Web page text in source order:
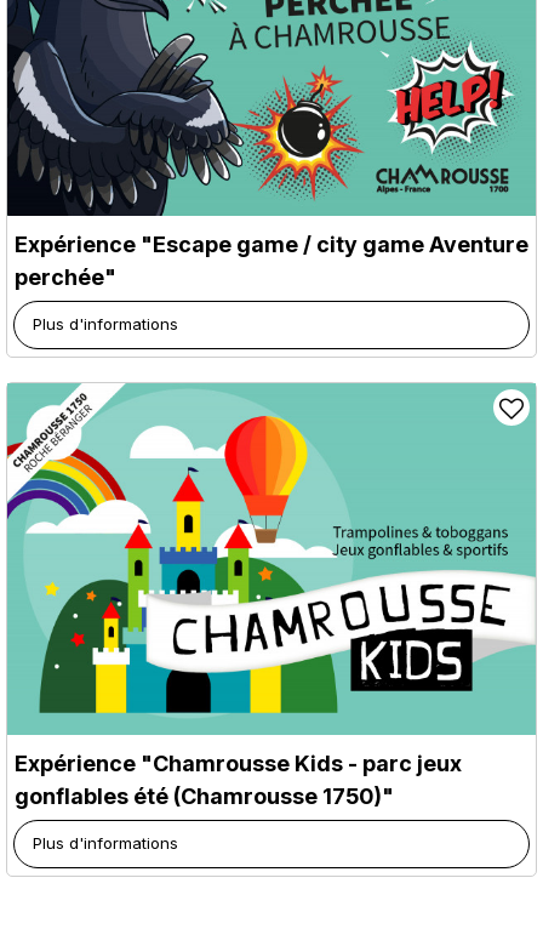
Expérience "Escape game / city game Aventure
perchée"
Plus d'informations
Expérience "Chamrousse Kids - parc jeux
gonflables été (Chamrousse 1750)"
Plus d'informations